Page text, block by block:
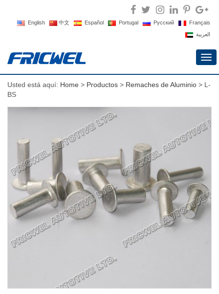
English 中文 Español Portugal Русский
Français
العربية
Usted está aquí: Home > Productos > Remaches de Aluminio > L-
BS